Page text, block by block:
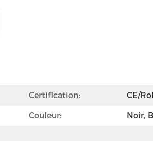
Certification: CE/
Couleur: Noir,